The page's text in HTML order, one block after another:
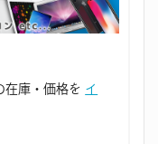
在庫・価格を イ